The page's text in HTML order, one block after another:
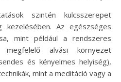
szintén kulcsszerepet
kezelésében. Az egészséges
mint például a rendszeres
alvási környezet
és kényelmes helyiség),
mint a meditáció vagy a